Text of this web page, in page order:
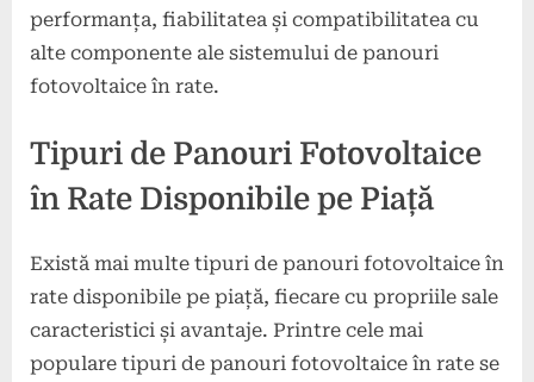
performanța, fiabilitatea și compatibilitatea cu
alte componente ale sistemului de panouri
fotovoltaice în rate.
Tipuri de Panouri Fotovoltaice
în Rate Disponibile pe Piață
Există mai multe tipuri de panouri fotovoltaice în
rate disponibile pe piață, fiecare cu propriile sale
caracteristici și avantaje. Printre cele mai
populare tipuri de panouri fotovoltaice în rate se